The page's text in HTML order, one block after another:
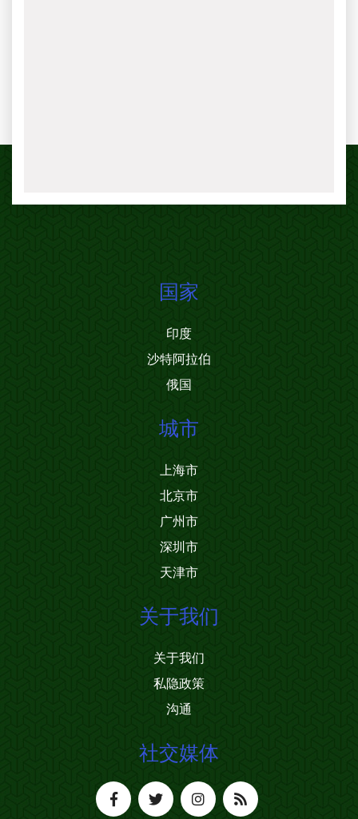
国家
印度
沙特阿拉伯
俄国
城市
上海市
北京市
广州市
深圳市
天津市
关于我们
关于我们
私隐政策
沟通
社交媒体